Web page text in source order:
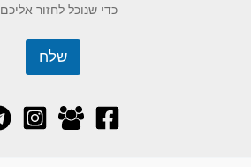
כדי שנוכל לחזור אליכם :)
שלח